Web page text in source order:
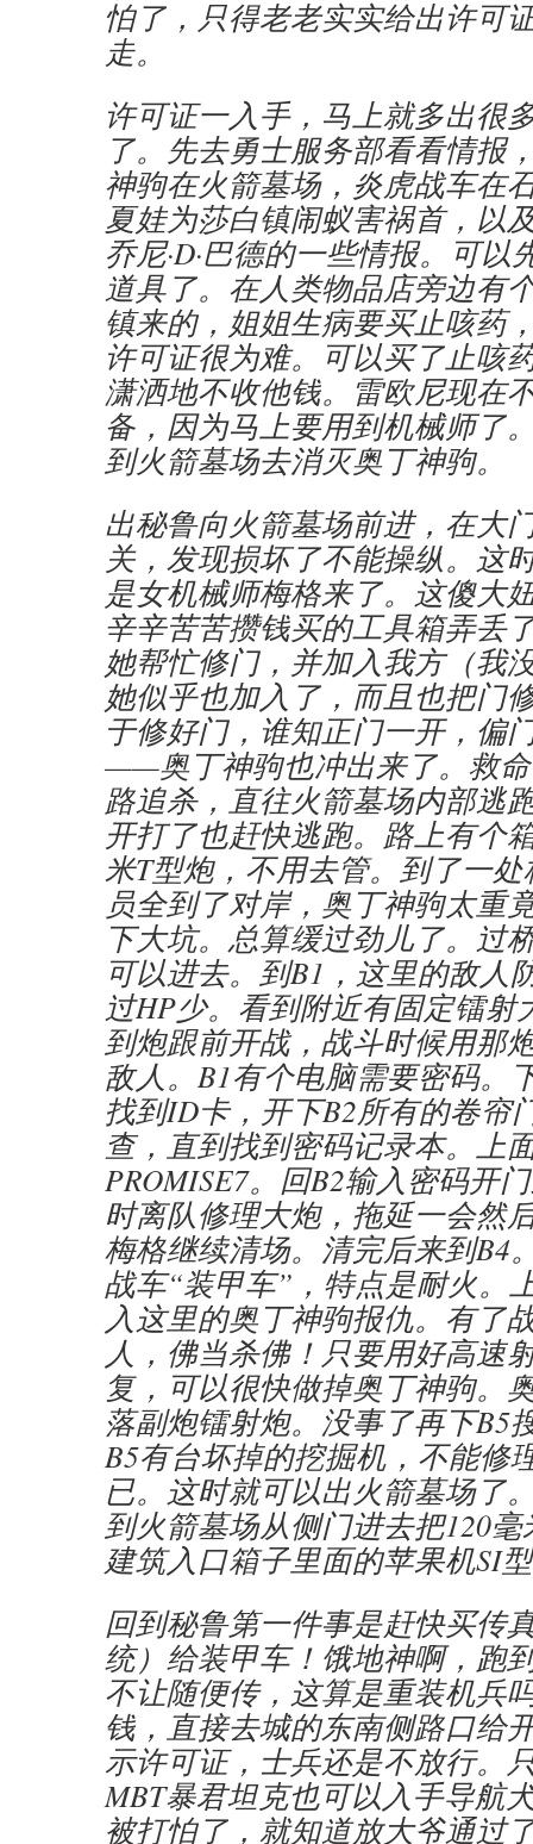
怕了，只得老老实实给出许可
走。
许可证一入手，马上就多出很
了。先去勇士服务部看看情报
神驹在火箭墓场，炎虎战车在
夏娃为莎白镇闹蚁害祸首，以
乔尼·D·巴德的一些情报。可以
道具了。在人类物品店旁边有
镇来的，姐姐生病要买止咳药
许可证很为难。可以买了止咳
潇洒地不收他钱。雷欧尼现在
备，因为马上要用到机械师了
到火箭墓场去消灭奥丁神驹。
出秘鲁向火箭墓场前进，在大
关，发现损坏了不能操纵。这
是女机械师梅格来了。这傻大
辛辛苦苦攒钱买的工具箱弄丢
她帮忙修门，并加入我方（我
她似乎也加入了，而且也把门
于修好门，谁知正门一开，偏
——奥丁神驹也冲出来了。救
路追杀，直往火箭墓场内部逃
开打了也赶快逃跑。路上有个
米T型炮，不用去管。到了一
员全到了对岸，奥丁神驹太重
下大坑。总算缓过劲儿了。过
可以进去。到B1，这里的敌人
过HP少。看到附近有固定镭射
到炮跟前开战，战斗时候用那
敌人。B1有个电脑需要密码。
找到ID卡，开下B2所有的卷帘
查，直到找到密码记录本。上
PROMISE7。回B2输入密码开
时离队修理大炮，拖延一会然
梅格继续清场。清完后来到B4
战车“装甲车”，特点是耐火。
入这里的奥丁神驹报仇。有了
人，佛当杀佛！只要用好高速
复，可以很快做掉奥丁神驹。
落副炮镭射炮。没事了再下B5
B5有台坏掉的挖掘机，不能修
已。这时就可以出火箭墓场了
到火箭墓场从侧门进去把120
建筑入口箱子里面的苹果机SI
回到秘鲁第一件事是赶快买传
统）给装甲车！饿地神啊，跑
不让随便传，这算是重装机兵
钱，直接去城的东南侧路口给
示许可证，士兵还是不放行。
MBT暴君坦克也可以入手导航
被打怕了，就知道放大爷通过